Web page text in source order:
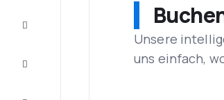
Unsere
uns einfach,